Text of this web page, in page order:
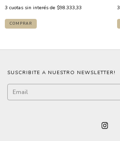
3 cuotas sin interés de $98.333,33
3
SUSCRIBITE A NUESTRO NEWSLETTER!